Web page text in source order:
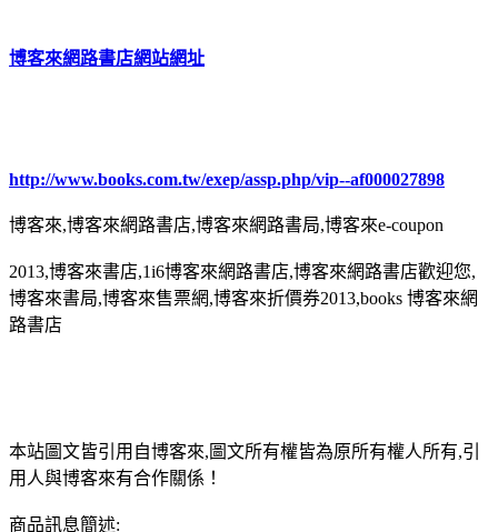
博客來網路書店網站網址
http://www.books.com.tw/exep/assp.php/vip--af000027898
博客來,博客來網路書店,博客來網路書局,博客來e-coupon
2013,博客來書店,1i6博客來網路書店,博客來網路書店歡迎您,
博客來書局,博客來售票網,博客來折價券2013,books 博客來網
路書店
本站圖文皆引用自博客來,圖文所有權皆為原所有權人所有,引
用人與博客來有合作關係！
商品訊息簡述: